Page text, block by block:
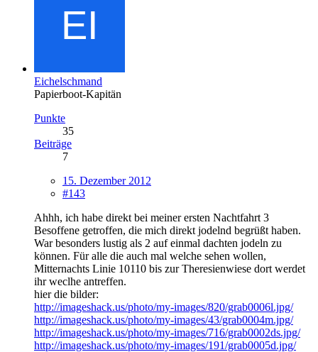
Eichelschmand
Papierboot-Kapitän
Punkte
35
Beiträge
7
15. Dezember 2012
#143
Ahhh, ich habe direkt bei meiner ersten Nachtfahrt 3
Besoffene getroffen, die mich direkt jodelnd begrüßt haben.
War besonders lustig als 2 auf einmal dachten jodeln zu
können. Für alle die auch mal welche sehen wollen,
Mitternachts Linie 10110 bis zur Theresienwiese dort werdet
ihr weclhe antreffen.
hier die bilder:
http://imageshack.us/photo/my-images/820/grab0006l.jpg/
http://imageshack.us/photo/my-images/43/grab0004m.jpg/
http://imageshack.us/photo/my-images/716/grab0002ds.jpg/
http://imageshack.us/photo/my-images/191/grab0005d.jpg/